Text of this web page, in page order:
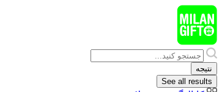
پرش
به
محتوا
Search
...
نتیجه
See all results